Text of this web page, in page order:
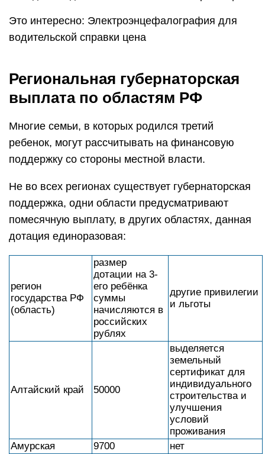
Это интересно: Электроэнцефалография для
водительской справки цена
Региональная губернаторская
выплата по областям РФ
Многие семьи, в которых родился третий
ребенок, могут рассчитывать на финансовую
поддержку со стороны местной власти.
Не во всех регионах существует губернаторская
поддержка, одни области предусматривают
помесячную выплату, в других областях, данная
дотация единоразовая:
регион
государства РФ
(область)
размер
дотации на 3-
его ребёнка
суммы
начисляются в
российских
рублях
другие привилегии
и льготы
Алтайский край 50000
выделяется
земельный
сертификат для
индивидуального
строительства и
улучшения
условий
проживания
Амурская
9700
нет